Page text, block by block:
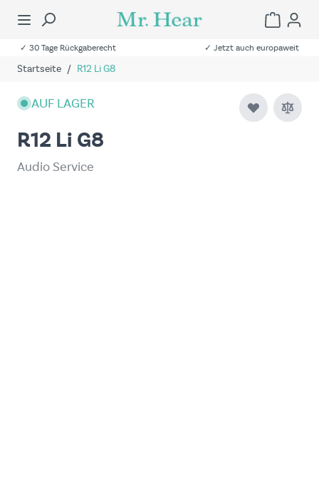
✓ 30 Tage Rückgaberecht ✓ Jetzt auch europaweit
Startseite / R12 Li G8
R12 Li G8
Audio Service
AUF LAGER